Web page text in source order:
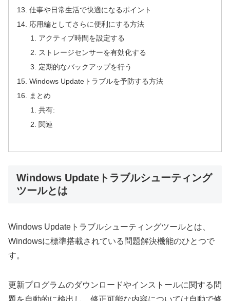
仕事や日常生活で快適になるポイント
応用編としてさらに便利にする方法
アクティブ時間を設定する
ストレージセンサーを有効化する
定期的なバックアップを行う
Windows Updateトラブルを予防する方法
まとめ
共有:
関連
Windows Updateトラブルシューティング
ツールとは
Windows Updateトラブルシューティングツールとは、
Windowsに標準搭載されている問題解決機能のひとつで
す。
更新プログラムのダウンロードやインストールに関する問
題を自動的に検出し、修正可能な内容については自動で修